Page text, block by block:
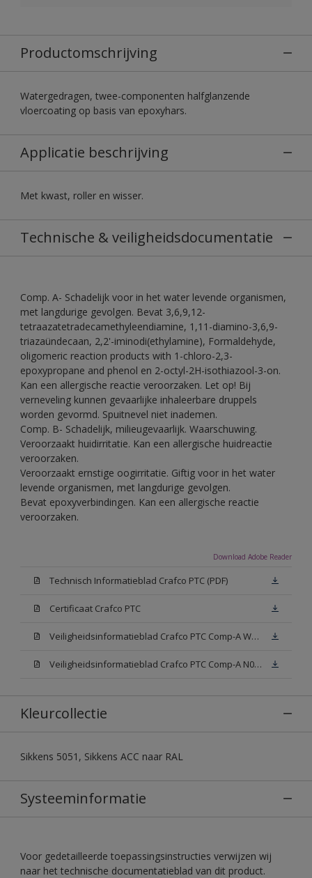
Productomschrijving
Watergedragen, twee-componenten halfglanzende
vloercoating op basis van epoxyhars.
Applicatie beschrijving
Met kwast, roller en wisser.
Technische & veiligheidsdocumentatie
Comp. A- Schadelijk voor in het water levende organismen,
met langdurige gevolgen. Bevat 3,6,9,12-
tetraazatetradecamethyleendiamine, 1,11-diamino-3,6,9-
triazaündecaan, 2,2'-iminodi(ethylamine), Formaldehyde,
oligomeric reaction products with 1-chloro-2,3-
epoxypropane and phenol en 2-octyl-2H-isothiazool-3-on.
Kan een allergische reactie veroorzaken. Let op! Bij
verneveling kunnen gevaarlijke inhaleerbare druppels
worden gevormd. Spuitnevel niet inademen.
Comp. B- Schadelijk, milieugevaarlijk. Waarschuwing.
Veroorzaakt huidirritatie. Kan een allergische huidreactie
veroorzaken.
Veroorzaakt ernstige oogirritatie. Giftig voor in het water
levende organismen, met langdurige gevolgen.
Bevat epoxyverbindingen. Kan een allergische reactie
veroorzaken.
Download Adobe Reader
Technisch Informatieblad Crafco PTC (PDF)
Certificaat Crafco PTC
Veiligheidsinformatieblad Crafco PTC Comp-A W05 (MSDS)
Veiligheidsinformatieblad Crafco PTC Comp-A N00 (MSDS)
Kleurcollectie
Sikkens 5051, Sikkens ACC naar RAL
Systeeminformatie
Voor gedetailleerde toepassingsinstructies verwijzen wij
naar het technische documentatieblad van dit product.